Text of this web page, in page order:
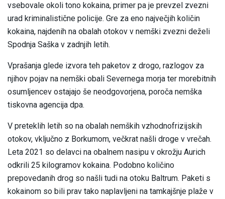
vsebovale okoli tono kokaina, primer pa je prevzel zvezni
urad kriminalistične policije. Gre za eno največjih količin
kokaina, najdenih na obalah otokov v nemški zvezni deželi
Spodnja Saška v zadnjih letih.
Vprašanja glede izvora teh paketov z drogo, razlogov za
njihov pojav na nemški obali Severnega morja ter morebitnih
osumljencev ostajajo še neodgovorjena, poroča nemška
tiskovna agencija dpa.
V preteklih letih so na obalah nemških vzhodnofrizijskih
otokov, vključno z Borkumom, večkrat našli droge v vrečah.
Leta 2021 so delavci na obalnem nasipu v okrožju Aurich
odkrili 25 kilogramov kokaina. Podobno količino
prepovedanih drog so našli tudi na otoku Baltrum. Paketi s
kokainom so bili prav tako naplavljeni na tamkajšnje plaže v